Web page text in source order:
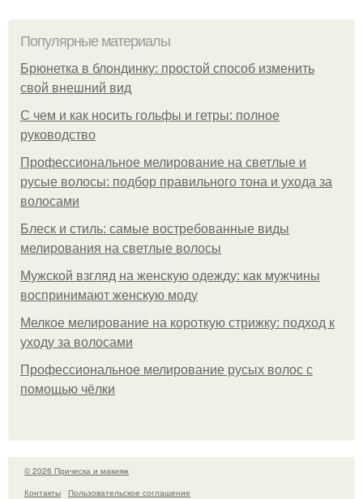
Популярные материалы
Брюнетка в блондинку: простой способ изменить
свой внешний вид
С чем и как носить гольфы и гетры: полное
руководство
Профессиональное мелирование на светлые и
русые волосы: подбор правильного тона и ухода за
волосами
Блеск и стиль: самые востребованные виды
мелирования на светлые волосы
Мужской взгляд на женскую одежду: как мужчины
воспринимают женскую моду
Мелкое мелирование на короткую стрижку: подход к
уходу за волосами
Профессиональное мелирование русых волос с
помощью чёлки
© 2026 Прическа и макияж
Контакты
Пользовательское соглашение